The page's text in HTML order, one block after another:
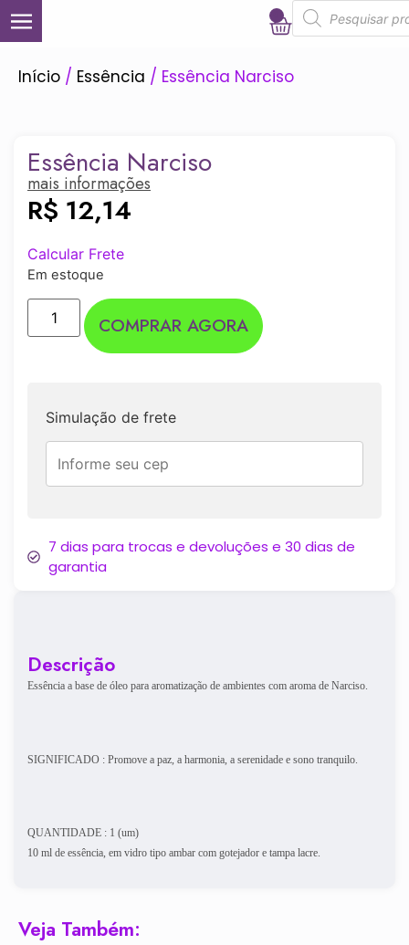
Início / Essência / Essência Narciso
Descrição
Essência a base de óleo para aromatização de ambientes com aroma de Narciso.
SIGNIFICADO : Promove a paz, a harmonia, a serenidade e sono tranquilo.
QUANTIDADE : 1 (um)
10 ml de essência, em vidro tipo ambar com gotejador e tampa lacre.
Essência Narciso
mais informações
R$ 12,14
Calcular Frete
Em estoque
COMPRAR AGORA
Simulação de frete
7 dias para trocas e devoluções e 30 dias de
garantia
Veja Também: